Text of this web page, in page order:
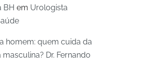
BH em Urologista
homem: quem cuida da
Dr. Fernando